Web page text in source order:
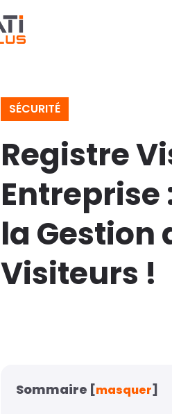
SÉCURITÉ
Registre
Entreprise
la Gestion
Visiteurs !
Sommaire [masquer]